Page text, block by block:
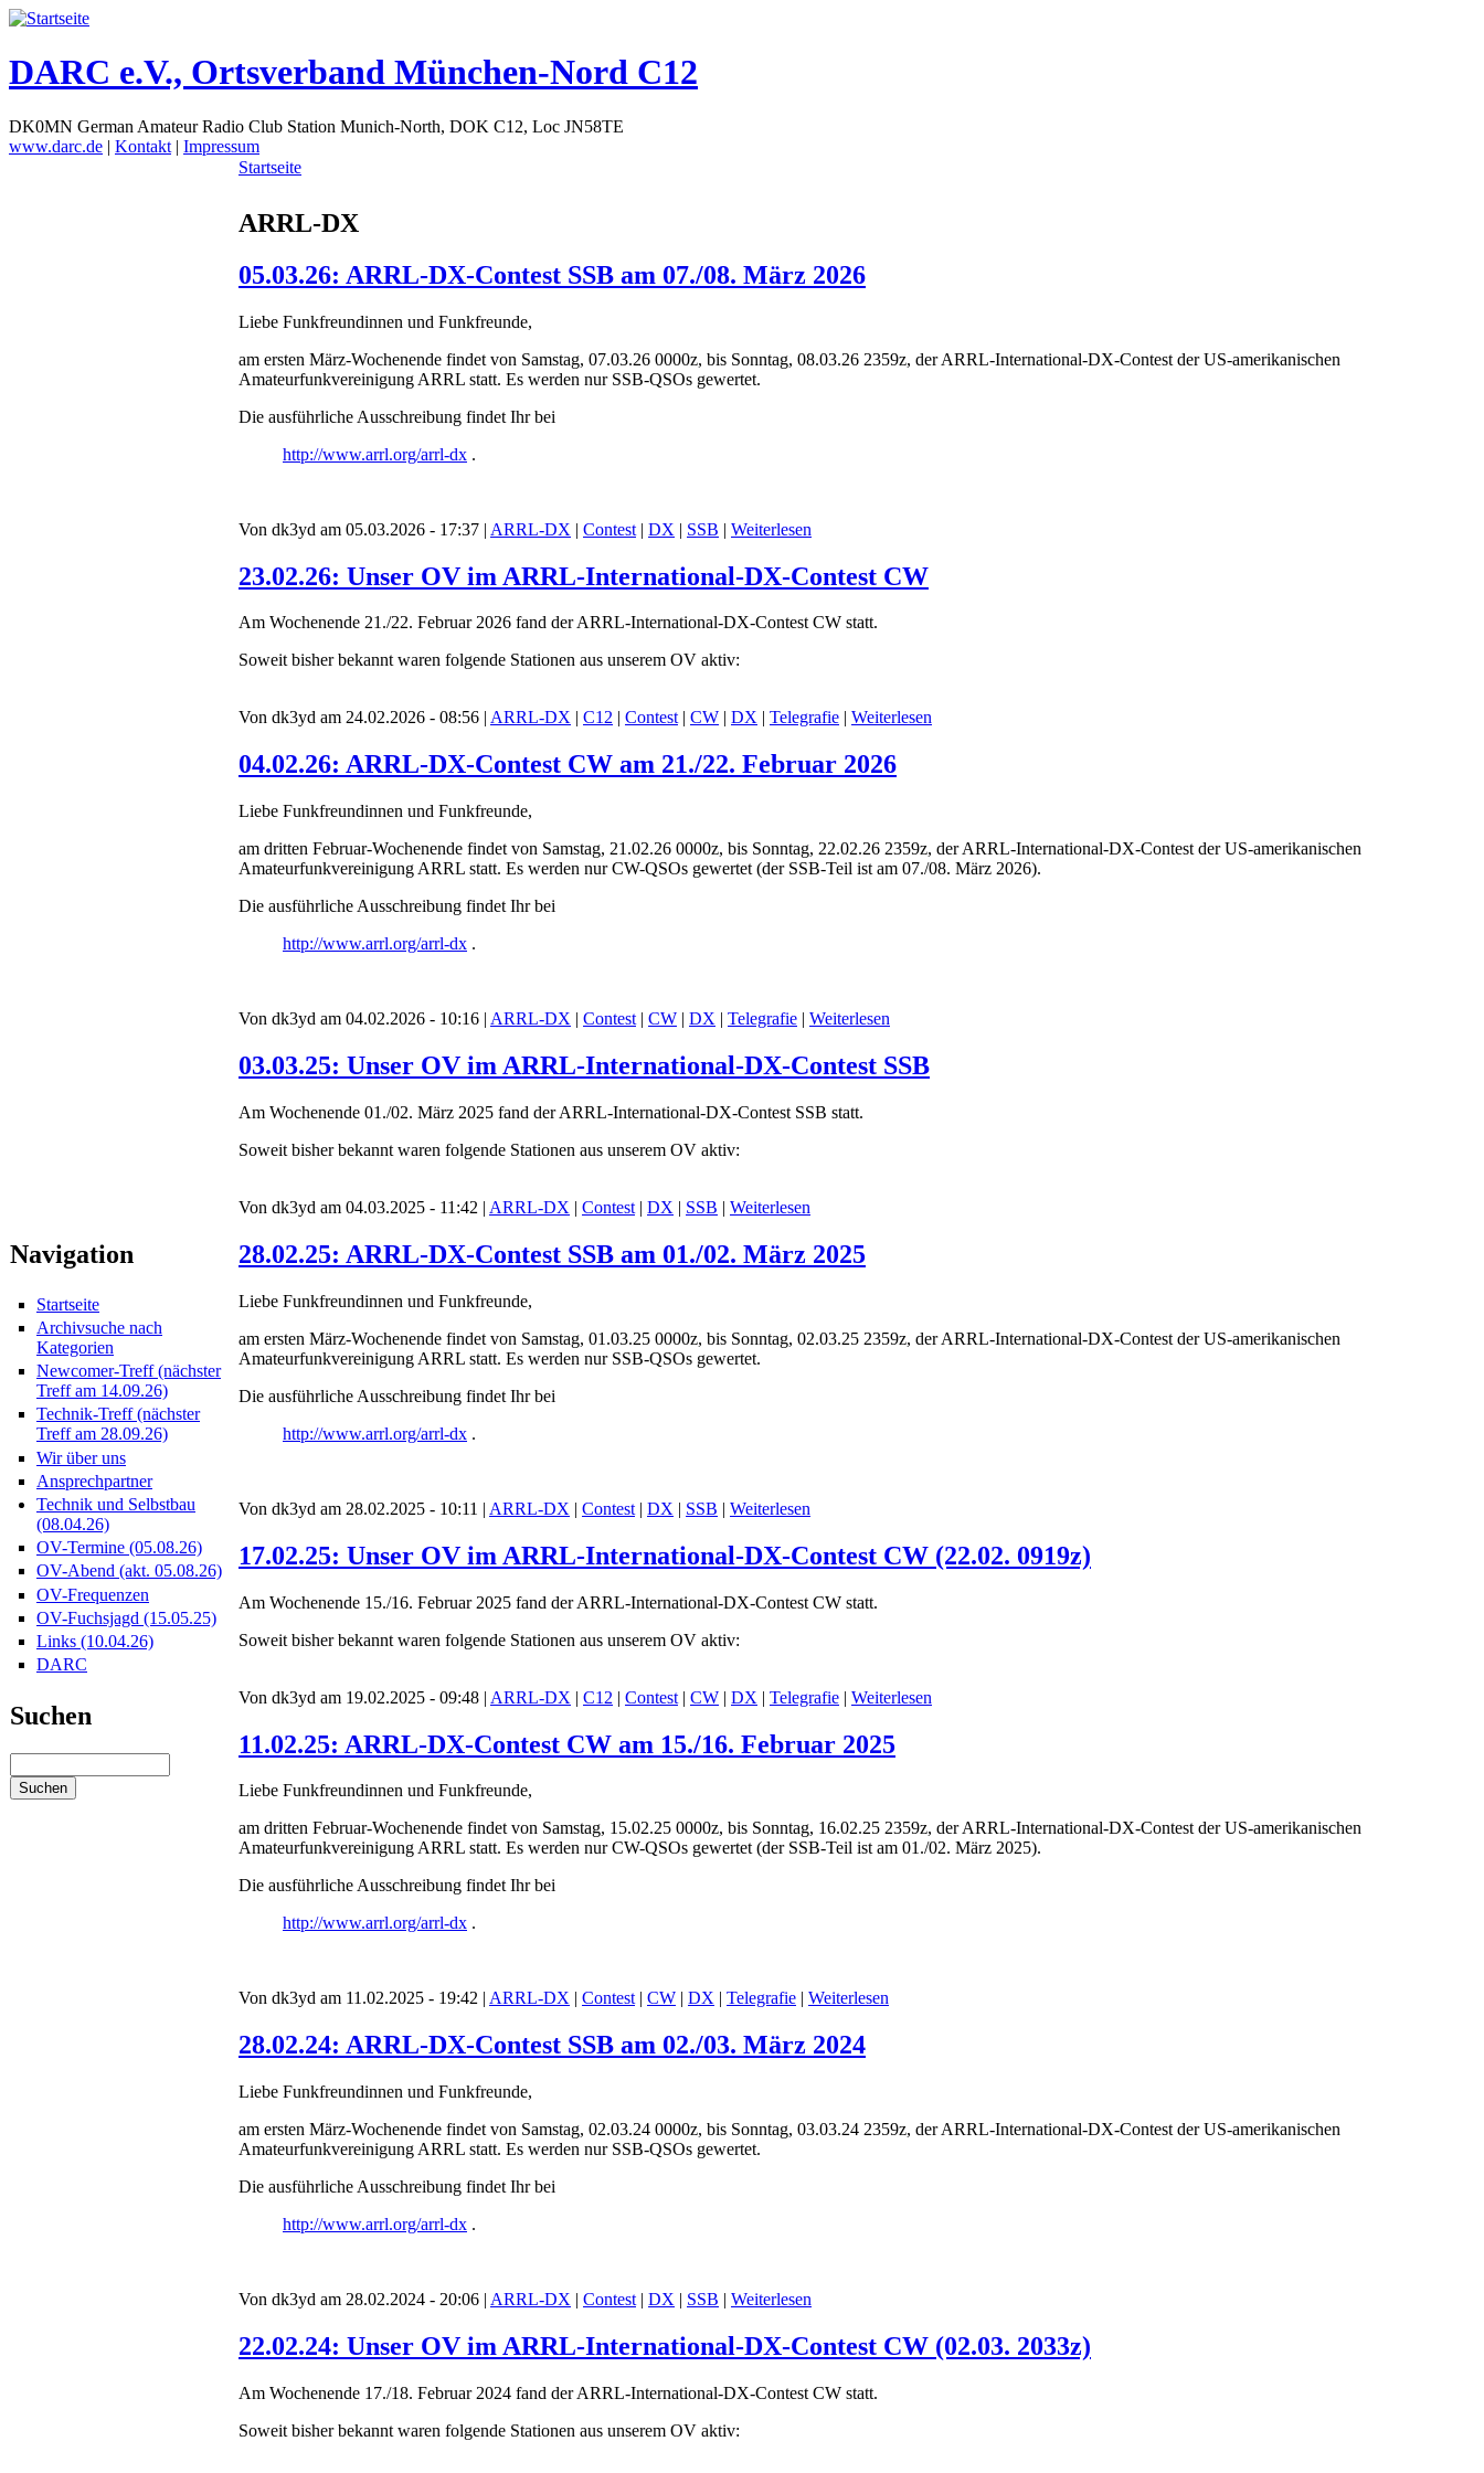
DARC e.V., Ortsverband München-Nord C12
DK0MN German Amateur Radio Club Station Munich-North, DOK C12, Loc JN58TE
www.darc.de | Kontakt | Impressum
Navigation
Startseite
Archivsuche nach
Kategorien
Newcomer-Treff (nächster
Treff am 14.09.26)
Technik-Treff (nächster
Treff am 28.09.26)
Wir über uns
Ansprechpartner
Technik und Selbstbau
(08.04.26)
OV-Termine (05.08.26)
OV-Abend (akt. 05.08.26)
OV-Frequenzen
OV-Fuchsjagd (15.05.25)
Links (10.04.26)
DARC
Suchen
Startseite
ARRL-DX
05.03.26: ARRL-DX-Contest SSB am 07./08. März 2026
Liebe Funkfreundinnen und Funkfreunde,
am ersten März-Wochenende findet von Samstag, 07.03.26 0000z, bis Sonntag, 08.03.26 2359z, der ARRL-International-DX-Contest der US-amerikanischen
Amateurfunkvereinigung ARRL statt. Es werden nur SSB-QSOs gewertet.
Die ausführliche Ausschreibung findet Ihr bei
http://www.arrl.org/arrl-dx .
Von dk3yd am 05.03.2026 - 17:37 | ARRL-DX | Contest | DX | SSB | Weiterlesen
23.02.26: Unser OV im ARRL-International-DX-Contest CW
Am Wochenende 21./22. Februar 2026 fand der ARRL-International-DX-Contest CW statt.
Soweit bisher bekannt waren folgende Stationen aus unserem OV aktiv:
Von dk3yd am 24.02.2026 - 08:56 | ARRL-DX | C12 | Contest| CW | DX | Telegrafie | Weiterlesen
04.02.26: ARRL-DX-Contest CW am 21./22. Februar 2026
Liebe Funkfreundinnen und Funkfreunde,
am dritten Februar-Wochenende findet von Samstag, 21.02.26 0000z, bis Sonntag, 22.02.26 2359z, der ARRL-International-DX-Contest der US-amerikanischen
Amateurfunkvereinigung ARRL statt. Es werden nur CW-QSOs gewertet (der SSB-Teil ist am 07./08. März 2026).
Die ausführliche Ausschreibung findet Ihr bei
http://www.arrl.org/arrl-dx .
Von dk3yd am 04.02.2026 - 10:16 | ARRL-DX | Contest | CW | DX | Telegrafie | Weiterlesen
03.03.25: Unser OV im ARRL-International-DX-Contest SSB
Am Wochenende 01./02. März 2025 fand der ARRL-International-DX-Contest SSB statt.
Soweit bisher bekannt waren folgende Stationen aus unserem OV aktiv:
Von dk3yd am 04.03.2025 - 11:42 | ARRL-DX | Contest | DX | SSB | Weiterlesen
28.02.25: ARRL-DX-Contest SSB am 01./02. März 2025
Liebe Funkfreundinnen und Funkfreunde,
am ersten März-Wochenende findet von Samstag, 01.03.25 0000z, bis Sonntag, 02.03.25 2359z, der ARRL-International-DX-Contest der US-amerikanischen
Amateurfunkvereinigung ARRL statt. Es werden nur SSB-QSOs gewertet.
Die ausführliche Ausschreibung findet Ihr bei
http://www.arrl.org/arrl-dx .
Von dk3yd am 28.02.2025 - 10:11 | ARRL-DX | Contest | DX | SSB | Weiterlesen
17.02.25: Unser OV im ARRL-International-DX-Contest CW (22.02. 0919z)
Am Wochenende 15./16. Februar 2025 fand der ARRL-International-DX-Contest CW statt.
Soweit bisher bekannt waren folgende Stationen aus unserem OV aktiv:
Von dk3yd am 19.02.2025 - 09:48 | ARRL-DX | C12 | Contest | CW | DX | Telegrafie | Weiterlesen
11.02.25: ARRL-DX-Contest CW am 15./16. Februar 2025
Liebe Funkfreundinnen und Funkfreunde,
am dritten Februar-Wochenende findet von Samstag, 15.02.25 0000z, bis Sonntag, 16.02.25 2359z, der ARRL-International-DX-Contest der US-amerikanischen
Amateurfunkvereinigung ARRL statt. Es werden nur CW-QSOs gewertet (der SSB-Teil ist am 01./02. März 2025).
Die ausführliche Ausschreibung findet Ihr bei
http://www.arrl.org/arrl-dx .
Von dk3yd am 11.02.2025 - 19:42 | ARRL-DX Contest| CW DX Telegrafie Weiterlesen
28.02.24: ARRL-DX-Contest SSB am 02./03. März 2024
Liebe Funkfreundinnen und Funkfreunde,
am ersten März-Wochenende findet von Samstag, 02.03.24 0000z, bis Sonntag, 03.03.24 2359z, der ARRL-International-DX-Contest der US-amerikanischen
Amateurfunkvereinigung ARRL statt. Es werden nur SSB-QSOs gewertet.
Die ausführliche Ausschreibung findet Ihr bei
http://www.arrl.org/arrl-dx .
Von dk3yd am 28.02.2024 - 20:06 | ARRL-DX | Contest | DX | SSB | Weiterlesen
22.02.24: Unser OV im ARRL-International-DX-Contest CW (02.03. 2033z)
Am Wochenende 17./18. Februar 2024 fand der ARRL-International-DX-Contest CW statt.
Soweit bisher bekannt waren folgende Stationen aus unserem OV aktiv: